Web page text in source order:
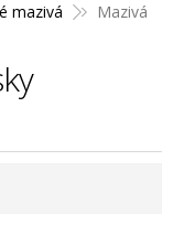
mazivá
Mazivá